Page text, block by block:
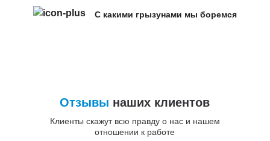
С какими грызунами мы боремся
Отзывы наших клиентов
Клиенты скажут всю правду о нас и нашем
отношении к работе